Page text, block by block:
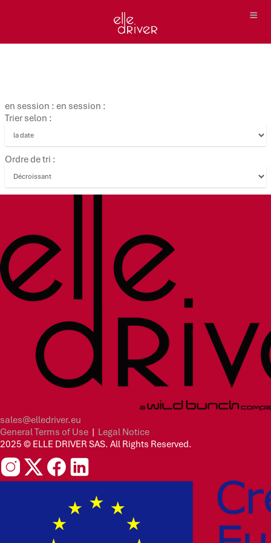
en session : en session :
Trier selon :
Ordre de tri :
sales@elledriver.eu
General Terms of Use | Legal Notice
2025 © ELLE DRIVER SAS. All Rights Reserved.